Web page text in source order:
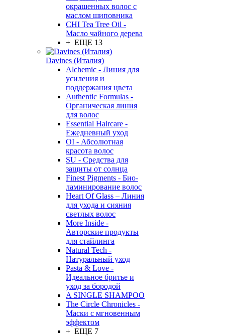
окрашенных волос с
маслом шиповника
CHI Tea Tree Oil -
Масло чайного дерева
+ ЕЩЕ 13
Davines (Италия)
Alchemic - Линия для
усиления и
поддержания цвета
Authentic Formulas -
Органическая линия
для волос
Essential Haircare -
Eжедневный уход
OI - Абсолютная
красота волос
SU - Средства для
защиты от солнца
Finest Pigments - Био-
ламинирование волос
Heart Of Glass – Линия
для ухода и сияния
светлых волос
More Inside -
Авторские продукты
для стайлинга
Natural Tech -
Натуральный уход
Pasta & Love -
Идеальное бритье и
уход за бородой
A SINGLE SHAMPOO
The Circle Chronicles -
Маски с мгновенным
эффектом
+ ЕЩЕ 7